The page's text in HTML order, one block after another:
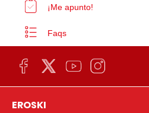
¡Me apunto!
Faqs
EROSKI